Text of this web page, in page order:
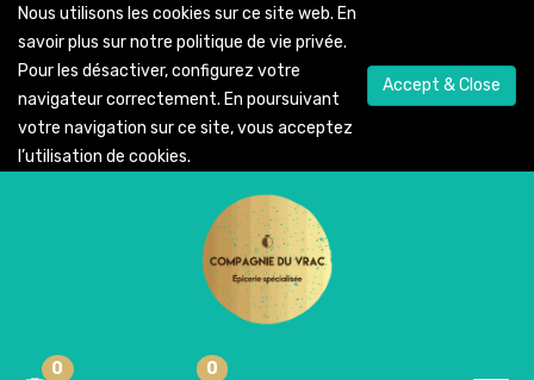
Nous utilisons les cookies sur ce site web. En
savoir plus sur notre politique de vie privée.
Pour les désactiver, configurez votre
navigateur correctement. En poursuivant
votre navigation sur ce site, vous acceptez
l’utilisation de cookies.
Accept & Close
0
0